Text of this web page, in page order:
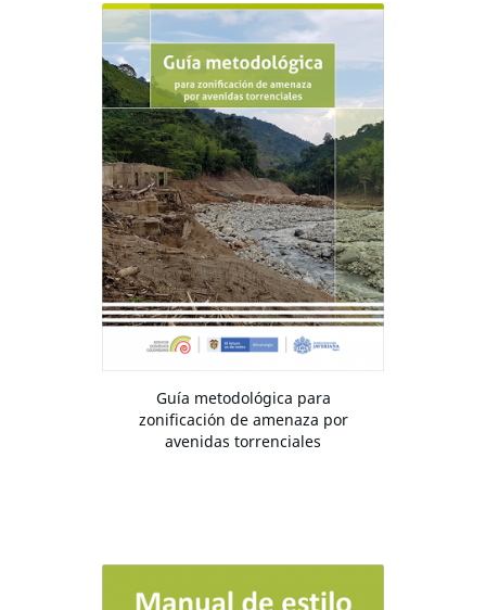
Guía metodológica para
zonificación de amenaza por
avenidas torrenciales